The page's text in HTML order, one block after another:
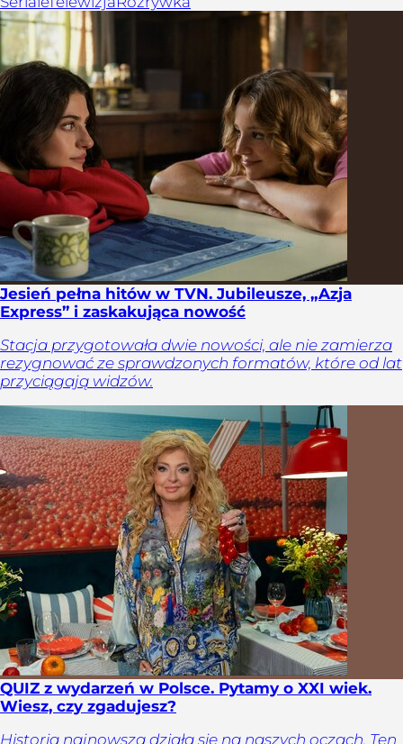
Jesień pełna hitów w TVN. Jubileusze, „Azja
Express” i zaskakująca nowość
Stacja przygotowała dwie nowości, ale nie zamierza
rezygnować ze sprawdzonych formatów, które od lat
przyciągają widzów.
QUIZ z wydarzeń w Polsce. Pytamy o XXI wiek.
Wiesz, czy zgadujesz?
Historia najnowsza działa się na naszych oczach. Ten